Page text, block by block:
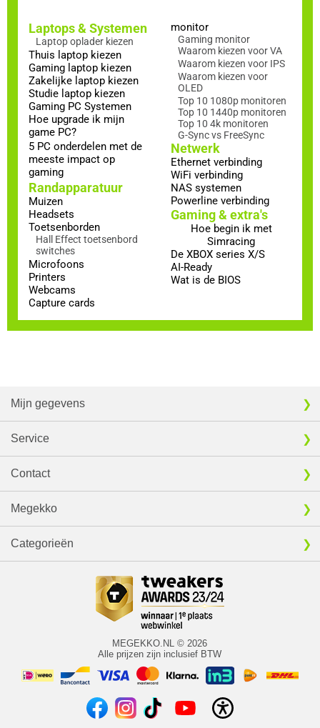
Laptops & Systemen
Laptop oplader kiezen
Thuis laptop kiezen
Gaming laptop kiezen
Zakelijke laptop kiezen
Studie laptop kiezen
Gaming PC Systemen
Hoe upgrade ik mijn
game PC?
5 PC onderdelen met de
meeste impact op
gaming
Randapparatuur
Muizen
Headsets
Toetsenborden
Hall Effect toetsenbord
switches
Microfoons
Printers
Webcams
Capture cards
monitor
Gaming monitor
Waarom kiezen voor VA
Waarom kiezen voor IPS
Waarom kiezen voor
OLED
Top 10 1080p monitoren
Top 10 1440p monitoren
Top 10 4k monitoren
G-Sync vs FreeSync
Netwerk
Ethernet verbinding
WiFi verbinding
NAS systemen
Powerline verbinding
Gaming & extra's
Hoe begin ik met
Simracing
De XBOX series X/S
AI-Ready
Wat is de BIOS
Mijn gegevens
Service
Contact
Megekko
Categorieën
MEGEKKO.NL © 2026
Alle prijzen zijn inclusief BTW